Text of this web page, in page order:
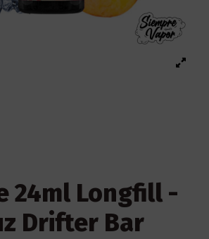
24ml Longfill -
Drifter Bar